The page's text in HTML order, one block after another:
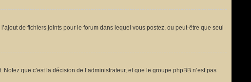
de fichiers joints pour le forum dans lequel vous postez, ou peut-être que seul
que c’est la décision de l’administrateur, et que le groupe phpBB n’est pas